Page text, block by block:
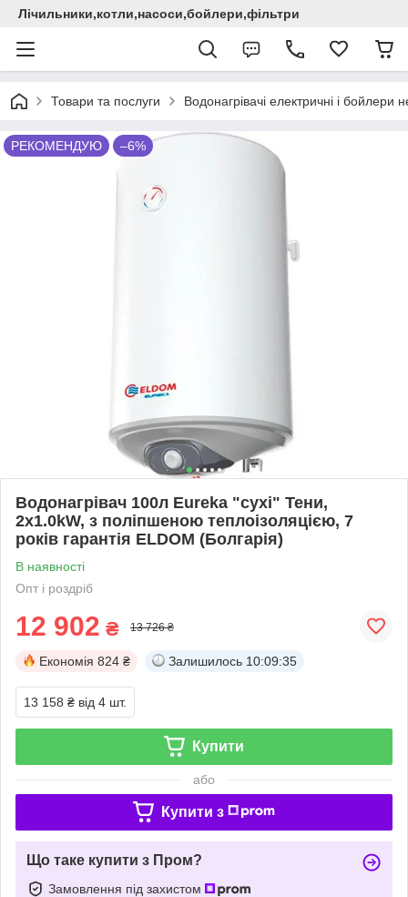
Лічильники,котли,насоси,бойлери,фільтри
Товари та послуги Водонагрівачі електричні i
РЕКОМЕНДУЮ –6%
Водонагрівач 100л Eureka "сухі" Тени,
2х1.0kW, з поліпшеною теплоізоляцією, 7
років гарантія ELDOM (Болгарія)
В наявності
Опт і роздріб
12 902 ₴ 13 726 ₴
Економія 824 ₴ Залишилось 10:09:34
13 158 ₴ від 4 шт.
Купити
або
Купити з
Що таке купити з Пром?
Замовлення під захистом